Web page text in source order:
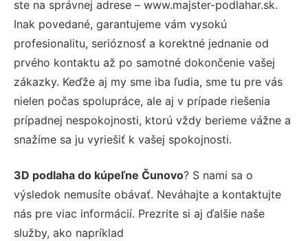
ste na správnej adrese – www.majster-podlahar.sk.
Inak povedané, garantujeme vám vysokú
profesionalitu, serióznosť a korektné jednanie od
prvého kontaktu až po samotné dokončenie vašej
zákazky. Keďže aj my sme iba ľudia, sme tu pre vás
nielen počas spolupráce, ale aj v prípade riešenia
prípadnej nespokojnosti, ktorú vždy berieme vážne a
snažíme sa ju vyriešiť k vašej spokojnosti.
3D podlaha do kúpeľne Čunovo? S nami sa o
výsledok nemusíte obávať. Neváhajte a kontaktujte
nás pre viac informácií. Prezrite si aj ďalšie naše
služby, ako napríklad